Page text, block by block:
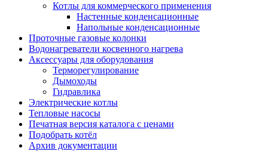
Котлы для коммерческого применения
Настенные конденсационные
Напольные конденсационные
Проточные газовые колонки
Водонагреватели косвенного нагрева
Аксессуары для оборудования
Терморегулирование
Дымоходы
Гидравлика
Электрические котлы
Тепловые насосы
Печатная версия каталога с ценами
Подобрать котёл
Архив документации